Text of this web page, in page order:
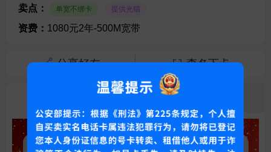
卖点： 单宽不绑卡 提供光猫
资费： 1080元2年-500M宽带
分享好友 查名下卡
产品资料